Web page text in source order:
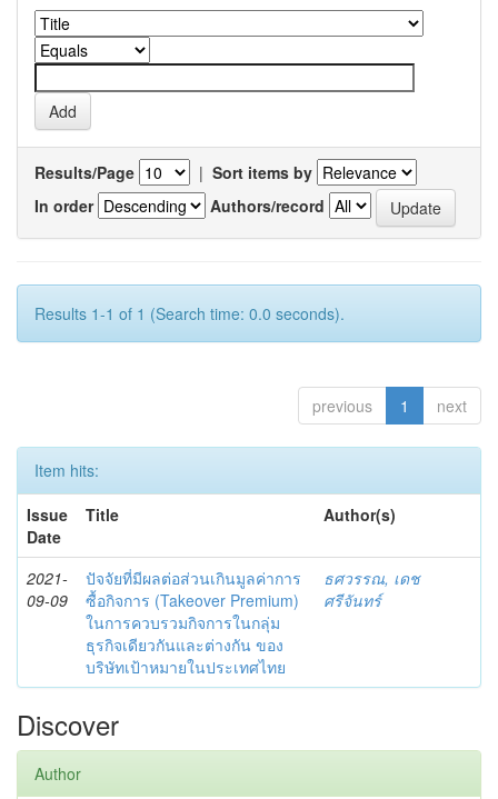
Results/Page | Sort items by
In order
Authors/record
Results 1-1 of 1 (Search time: 0.0 seconds).
previous 1 next
Item hits:
Issue
Date
Title Author(s)
2021-
09-09
ปัจจัยที่มีผลต่อส่วนเกินมูลค่าการ
ซื้อกิจการ (Takeover Premium)
ในการควบรวมกิจการในกลุ่ม
ธุรกิจเดียวกันและต่างกัน ของ
บริษัทเป้าหมายในประเทศไทย
ธศวรรณ, เดช
ศรีจันทร์
Discover
Author